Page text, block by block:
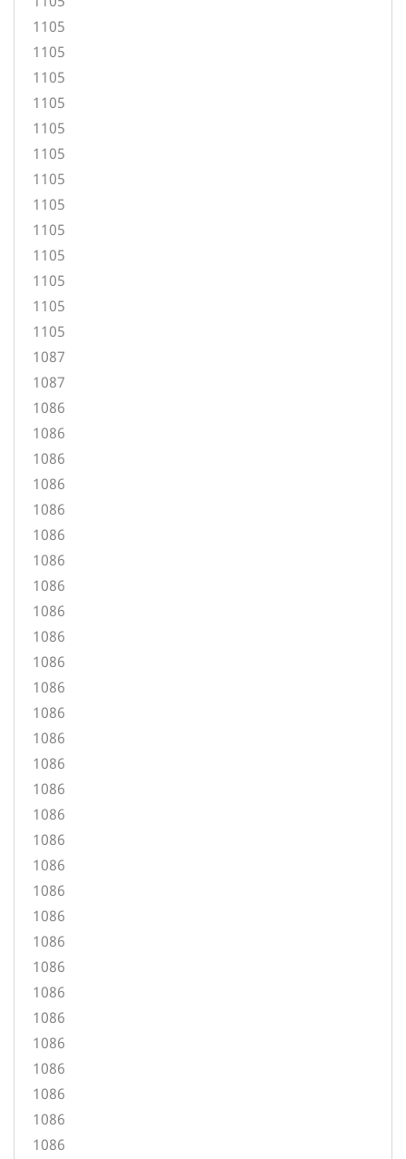
1105
1105
1105
1105
1105
1105
1105
1105
1105
1105
1105
1105
1105
1087
1087
1086
1086
1086
1086
1086
1086
1086
1086
1086
1086
1086
1086
1086
1086
1086
1086
1086
1086
1086
1086
1086
1086
1086
1086
1086
1086
1086
1086
1086
1086